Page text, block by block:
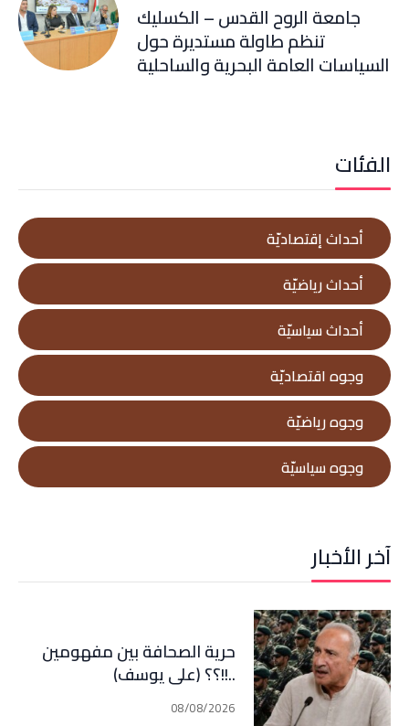
جامعة الروح القدس – الكسليك
تنظم طاولة مستديرة حول
السياسات العامة البحرية والساحلية
الفئات
أحداث إقتصاديّة
أحداث رياضيّة
أحداث سياسيّة
وجوه اقتصاديّة
وجوه رياضيّة
وجوه سياسيّة
آخر الأخبار
حرية الصحافة بين مفهومين
..!!؟؟ (علي يوسف)
08/08/2026